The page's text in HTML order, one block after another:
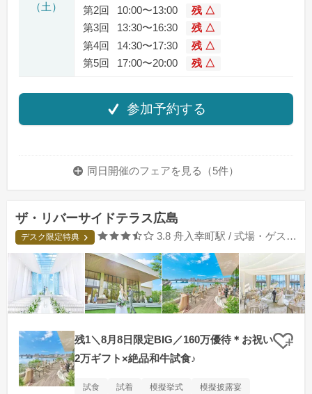
（土）
第2回
10:00〜13:00
残 △
第3回
13:30〜16:30
残 △
第4回
14:30〜17:30
残 △
第5回
17:00〜20:00 残 △
参加予約する
同日開催のフェアを 見る（5件）
ザ・リバーサイドテラス広島
デスク限定特典 口コミ評価
3.8 舟入幸町駅 / 式場・ゲストハウス
残1＼8月8日限定BIG／160万優待＊お祝い
2万ギフト×絶品和牛試食♪
クリ
試食 試着 模擬挙式
模擬披露宴